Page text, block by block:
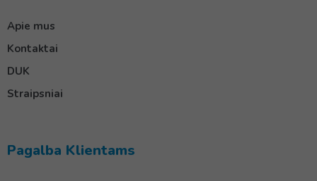
Apie mus
Kontaktai
DUK
Straipsniai
Pagalba Klientams